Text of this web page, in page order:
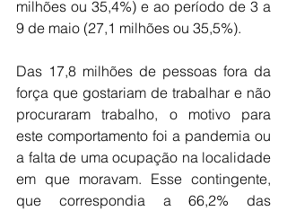
milhões ou 35,4%) e ao período de 3 a
9 de maio (27,1 milhões ou 35,5%).
Das 17,8 milhões de pessoas fora da
força que gostariam de trabalhar e não
procuraram trabalho, o motivo para
este comportamento foi a pandemia ou
a falta de uma ocupação na localidade
em que moravam. Esse contingente,
que correspondia a 66,2% das